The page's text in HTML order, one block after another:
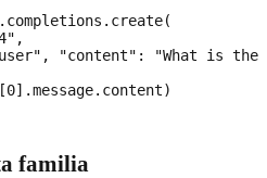
"content": "What is the
familia